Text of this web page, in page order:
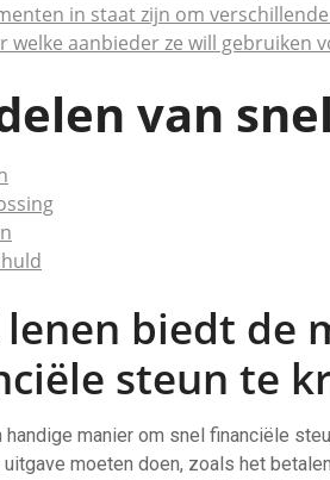
in staat zijn om
welke aanbieder ze will gebruiken
van
lenen biedt de
steun te
manier om snel financiële
moeten doen, zoals het